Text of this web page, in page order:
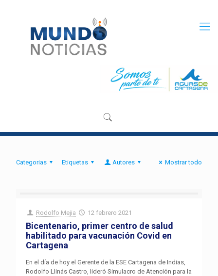
Categorias Etiquetas Autores Mostrar todo
Rodolfo Mejia 12 febrero 2021
Bicentenario, primer centro de salud
habilitado para vacunación Covid en
Cartagena
En el día de hoy el Gerente de la ESE Cartagena de Indias,
Rodolfo Llinás Castro, lideró Simulacro de Atención para la